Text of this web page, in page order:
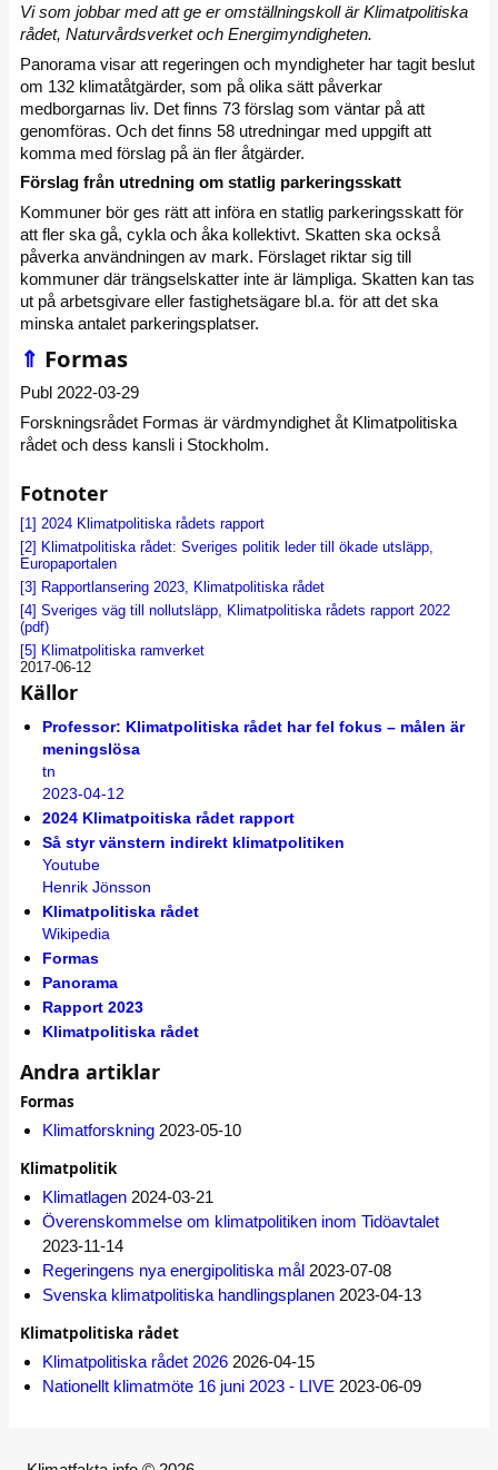
Vi som jobbar med att ge er omställningskoll är Klimatpolitiska
rådet, Naturvårdsverket och Energimyndigheten.
Panorama visar att regeringen och myndigheter har tagit beslut
om 132 klimatåtgärder, som på olika sätt påverkar
medborgarnas liv. Det finns 73 förslag som väntar på att
genomföras. Och det finns 58 utredningar med uppgift att
komma med förslag på än fler åtgärder.
Förslag från utredning om statlig parkeringsskatt
Kommuner bör ges rätt att införa en statlig parkeringsskatt för
att fler ska gå, cykla och åka kollektivt. Skatten ska också
påverka användningen av mark. Förslaget riktar sig till
kommuner där trängselskatter inte är lämpliga. Skatten kan tas
ut på arbetsgivare eller fastighetsägare bl.a. för att det ska
minska antalet parkeringsplatser.
⇑ Formas
Publ 2022-03-29
Forskningsrådet Formas är värdmyndighet åt Klimatpolitiska
rådet och dess kansli i Stockholm.
Fotnoter
[1] 2024 Klimatpolitiska rådets rapport
[2] Klimatpolitiska rådet: Sveriges politik leder till ökade utsläpp,
Europaportalen
[3] Rapportlansering 2023, Klimatpolitiska rådet
[4] Sveriges väg till nollutsläpp, Klimatpolitiska rådets rapport 2022
(pdf)
[5] Klimatpolitiska ramverket
2017-06-12
Källor
Professor: Klimatpolitiska rådet har fel fokus – målen är
meningslösa
tn
2023-04-12
2024 Klimatpoitiska rådet rapport
Så styr vänstern indirekt klimatpolitiken
Youtube
Henrik Jönsson
Klimatpolitiska rådet
Wikipedia
Formas
Panorama
Rapport 2023
Klimatpolitiska rådet
Andra artiklar
Formas
Klimatforskning 2023-05-10
Klimatpolitik
Klimatlagen 2024-03-21
Överenskommelse om klimatpolitiken inom Tidöavtalet
2023-11-14
Regeringens nya energipolitiska mål 2023-07-08
Svenska klimatpolitiska handlingsplanen 2023-04-13
Klimatpolitiska rådet
Klimatpolitiska rådet 2026 2026-04-15
Nationellt klimatmöte 16 juni 2023 - LIVE 2023-06-09